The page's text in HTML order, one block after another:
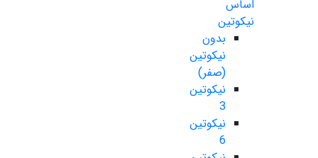
اساس
نیکوتین
بدون
نیکوتین
(صفر)
نیکوتین
3
نیکوتین
6